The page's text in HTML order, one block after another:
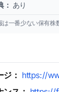
： あり
一番少ない保有株
： https://